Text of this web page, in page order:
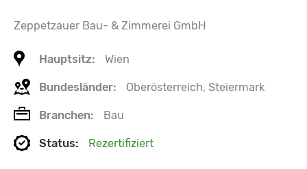
Zeppetzauer Bau- & Zimmerei GmbH
Hauptsitz: Wien
Bundesländer: Oberösterreich, Steiermark
Branchen: Bau
Status: Rezertifiziert